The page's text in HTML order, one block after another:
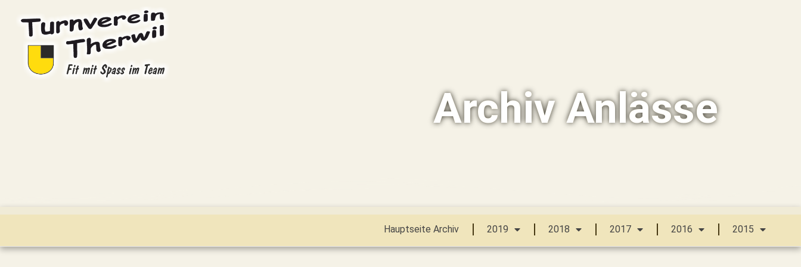
Archiv Anlässe
Hauptseite Archiv 2019 2018 2017 2016 2015